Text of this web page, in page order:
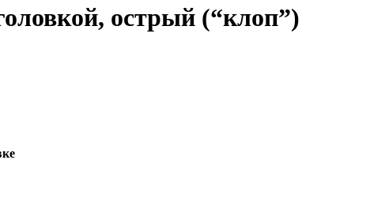
острый (“клоп”)